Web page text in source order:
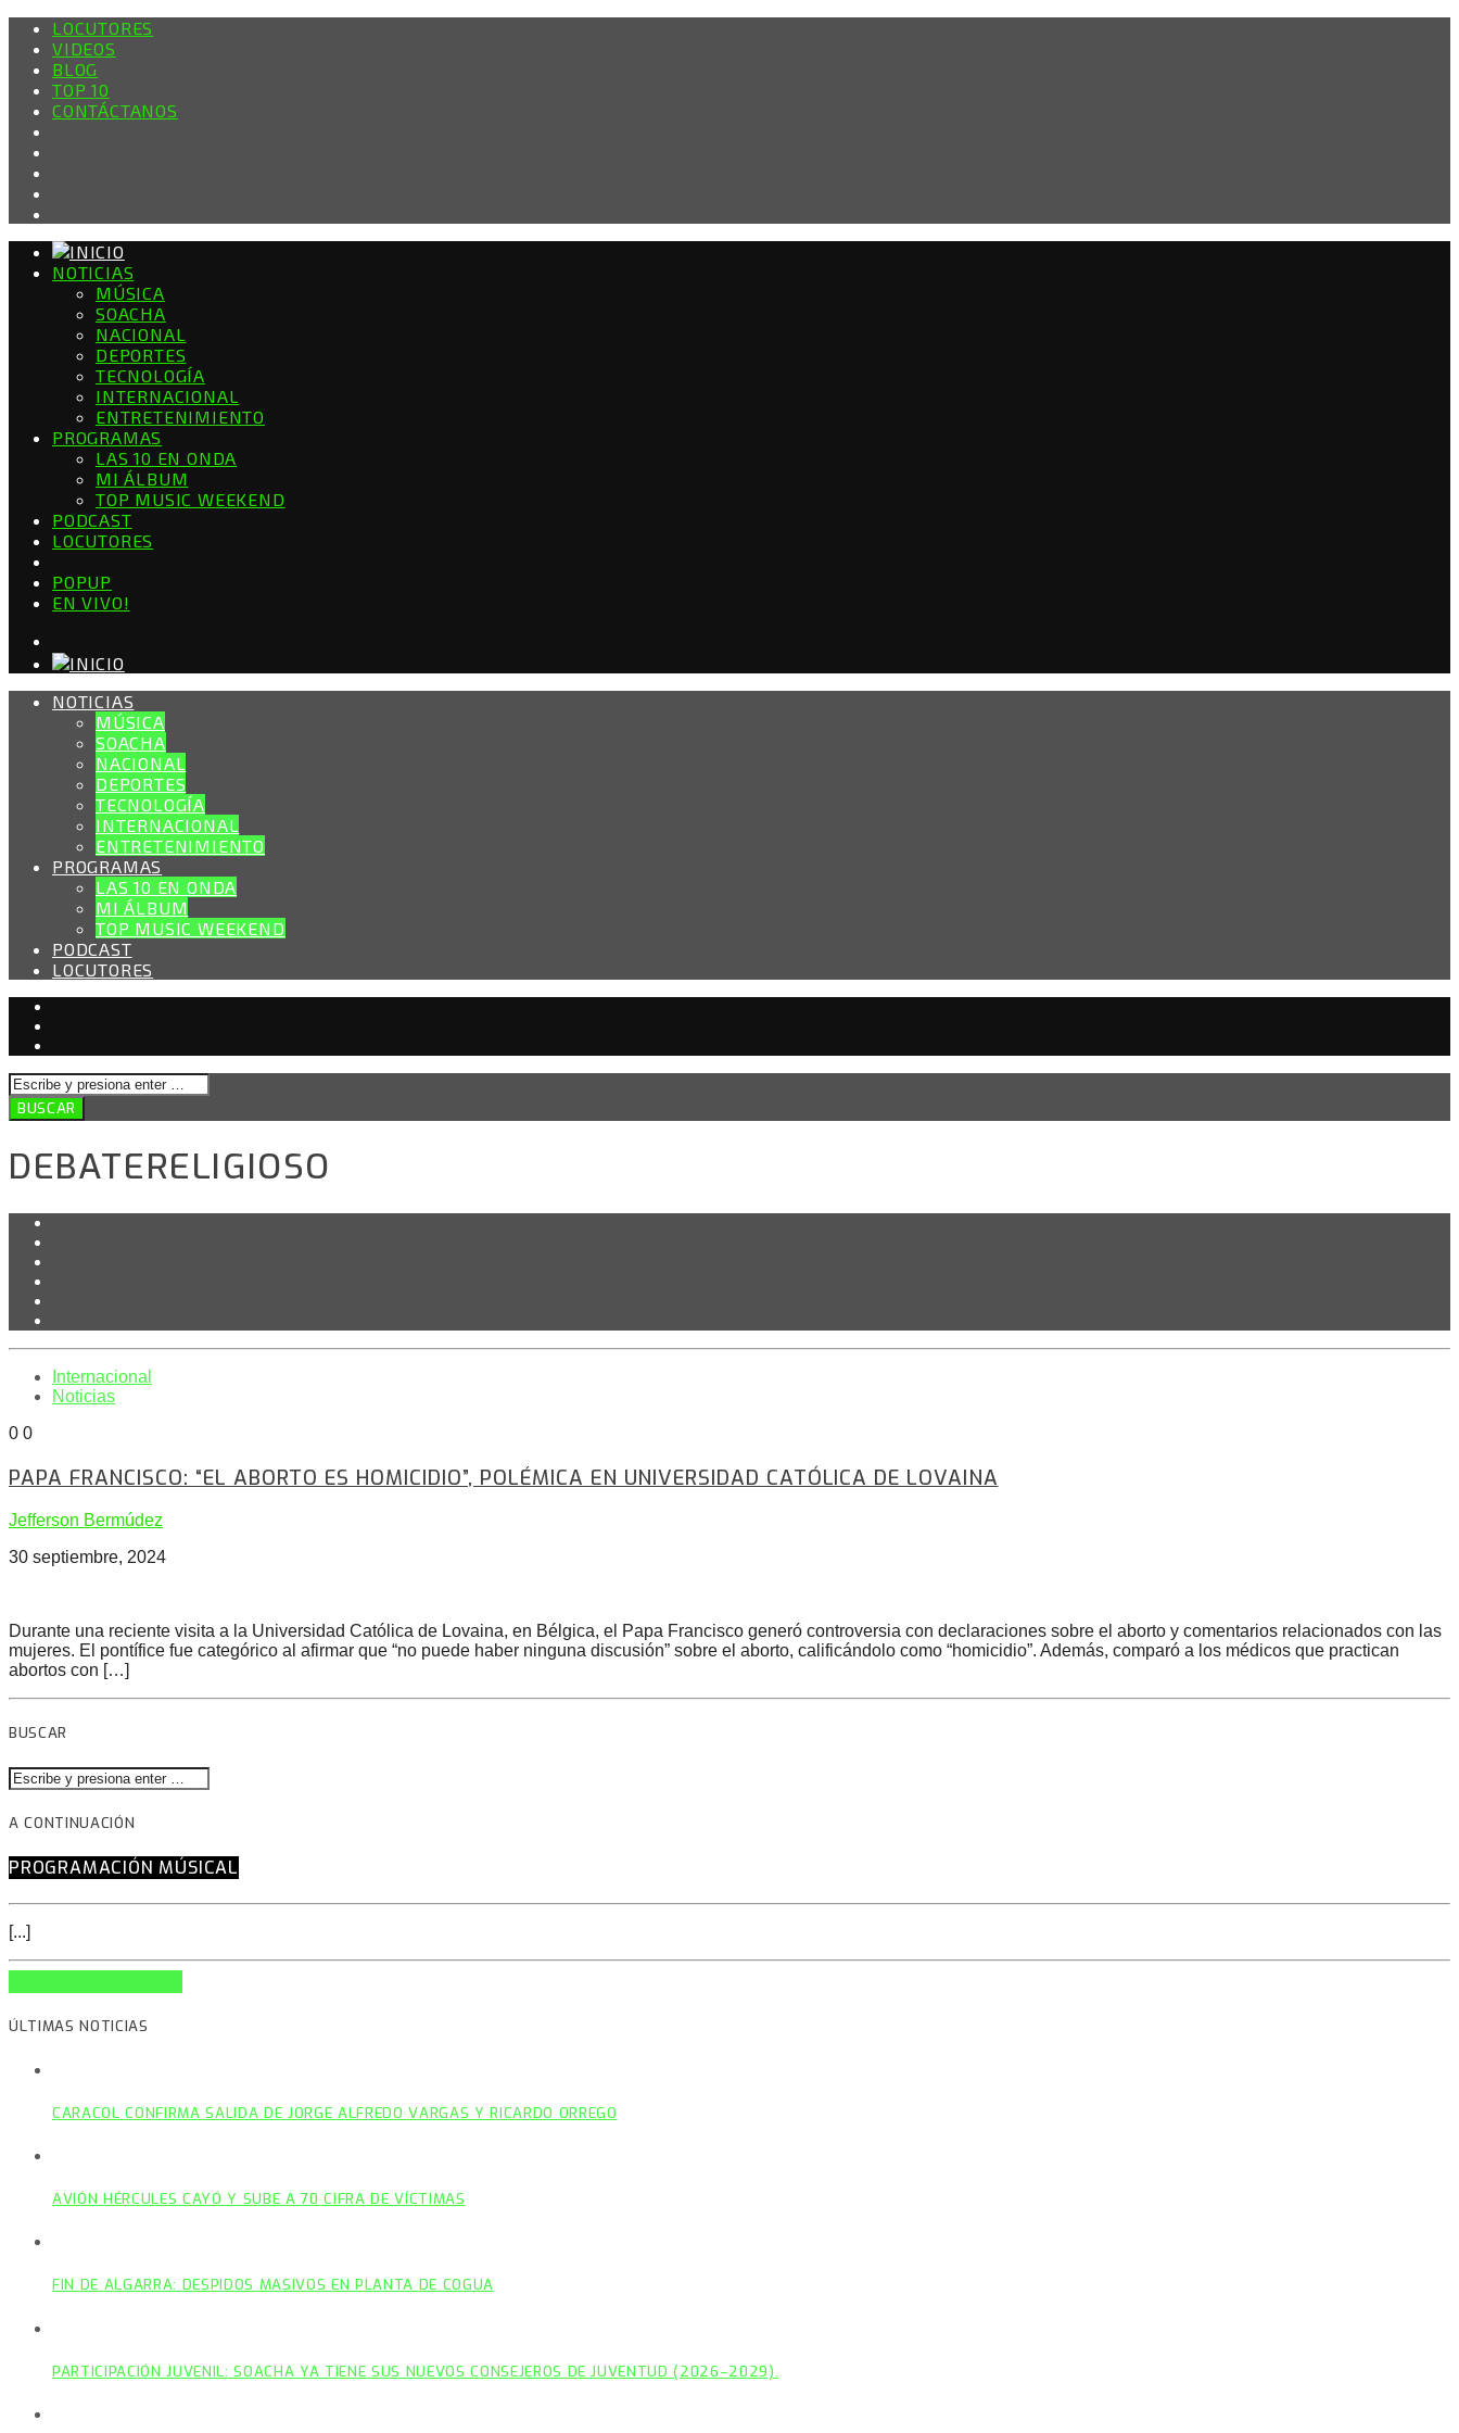
LOCUTORES
VIDEOS
BLOG
TOP 10
CONTÁCTANOS
NOTICIAS
MÚSICA
SOACHA
NACIONAL
DEPORTES
TECNOLOGÍA
INTERNACIONAL
ENTRETENIMIENTO
PROGRAMAS
LAS 10 EN ONDA
MI ÁLBUM
TOP MUSIC WEEKEND
PODCAST
LOCUTORES
POPUP
EN VIVO!
NOTICIAS
MÚSICA
SOACHA
NACIONAL
DEPORTES
TECNOLOGÍA
INTERNACIONAL
ENTRETENIMIENTO
PROGRAMAS
LAS 10 EN ONDA
MI ÁLBUM
TOP MUSIC WEEKEND
PODCAST
LOCUTORES
DEBATERELIGIOSO
Internacional
Noticias
0 0
PAPA FRANCISCO: “EL ABORTO ES HOMICIDIO”, POLÉMICA EN UNIVERSIDAD CATÓLICA DE LOVAINA
Jefferson Bermúdez
30 septiembre, 2024
Durante una reciente visita a la Universidad Católica de Lovaina, en Bélgica, el Papa Francisco generó controversia con declaraciones sobre el aborto y comentarios relacionados con las
mujeres. El pontífice fue categórico al afirmar que “no puede haber ninguna discusión” sobre el aborto, calificándolo como “homicidio”. Además, comparó a los médicos que practican
abortos con […]
BUSCAR
A CONTINUACIÓN
PROGRAMACIÓN MÚSICAL
[...]
ÚLTIMAS NOTICIAS
CARACOL CONFIRMA SALIDA DE JORGE ALFREDO VARGAS Y RICARDO ORREGO
AVIÓN HÉRCULES CAYÓ Y SUBE A 70 CIFRA DE VÍCTIMAS
FIN DE ALGARRA: DESPIDOS MASIVOS EN PLANTA DE COGUA
PARTICIPACIÓN JUVENIL: SOACHA YA TIENE SUS NUEVOS CONSEJEROS DE JUVENTUD (2026–2029).